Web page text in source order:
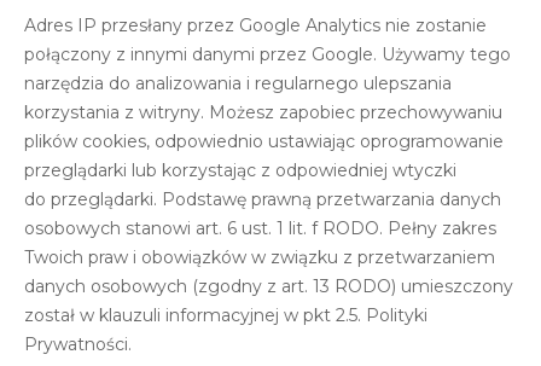
Adres IP przesłany przez Google Analytics nie zostanie
połączony z innymi danymi przez Google. Używamy tego
narzędzia do analizowania i regularnego ulepszania
korzystania z witryny. Możesz zapobiec przechowywaniu
plików cookies, odpowiednio ustawiając oprogramowanie
przeglądarki lub korzystając z odpowiedniej wtyczki
do przeglądarki. Podstawę prawną przetwarzania danych
osobowych stanowi art. 6 ust. 1 lit. f RODO. Pełny zakres
Twoich praw i obowiązków w związku z przetwarzaniem
danych osobowych (zgodny z art. 13 RODO) umieszczony
został w klauzuli informacyjnej w pkt 2.5. Polityki
Prywatności.